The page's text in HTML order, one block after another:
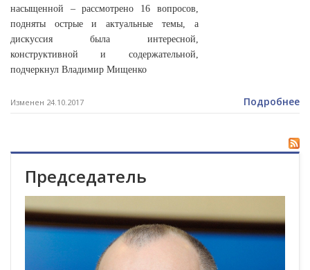
насыщенной – рассмотрено 16 вопросов,
подняты острые и актуальные темы, а
дискуссия была интересной,
конструктивной и содержательной,
подчеркнул Владимир Мищенко
Изменен 24.10.2017 Подробнее
Председатель